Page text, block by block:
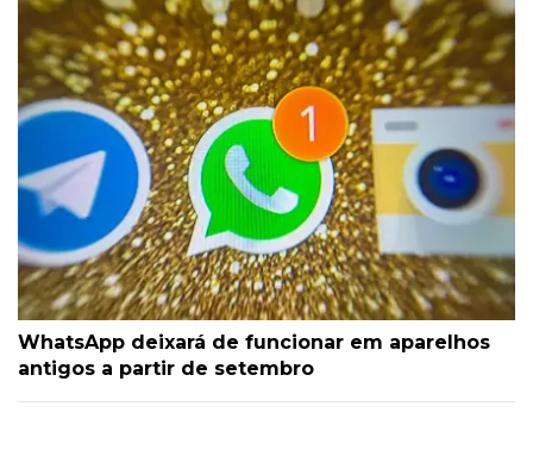
WhatsApp deixará de funcionar em aparelhos
antigos a partir de setembro